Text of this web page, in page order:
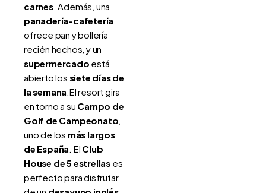
carnes. Además, una
panadería-cafetería
ofrece pan y bollería
recién hechos, y un
supermercado está
abierto los siete días de
la semana.El resort gira
en torno a su Campo de
Golf de Campeonato,
uno de los más largos
de España. El Club
House de 5 estrellas es
perfecto para disfrutar